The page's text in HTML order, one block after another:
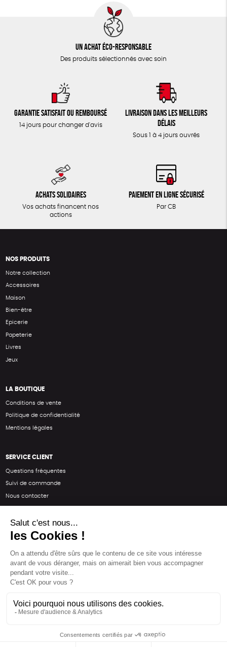
Un achat éco-responsable
Des produits sélectionnés avec soin
Garantie satisfait ou remboursé
14 jours pour changer d'avis
Livraison dans les meilleurs
délais
Sous 1 à 4 jours ouvrés
Achats solidaires
Vos achats financent nos
actions
Paiement en ligne sécurisé
Par CB
NOS PRODUITS
Notre collection
Accessoires
Maison
Bien-être
Epicerie
Papeterie
Livres
Jeux
LA BOUTIQUE
Conditions de vente
Politique de confidentialité
Mentions légales
SERVICE CLIENT
Questions fréquentes
Suivi de commande
Nous contacter
SUIVEZ-NOUS
Une boutique élaborée avec par RGOODS